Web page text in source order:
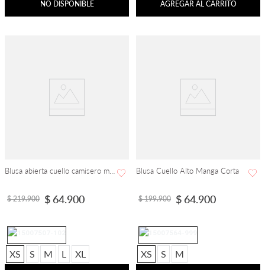
NO DISPONIBLE AGREGAR AL CARRITO
$ 219.900 $ 64.900
XS S M L XL
Blusa Cuello Alto Manga Corta
$ 199.900 $ 64.900
XS S M